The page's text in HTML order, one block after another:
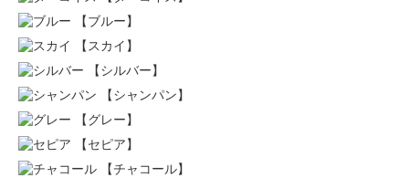
【ブルー】
【スカイ】
【シルバー】
【シャンパン】
【グレー】
【セピア】
【チャコール】